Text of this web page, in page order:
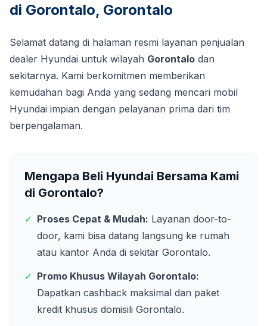
di Gorontalo, Gorontalo
Selamat datang di halaman resmi layanan penjualan
dealer Hyundai untuk wilayah Gorontalo dan
sekitarnya. Kami berkomitmen memberikan
kemudahan bagi Anda yang sedang mencari mobil
Hyundai impian dengan pelayanan prima dari tim
berpengalaman.
Mengapa Beli Hyundai Bersama Kami
di Gorontalo?
✓ Proses Cepat & Mudah: Layanan door-to-
door, kami bisa datang langsung ke rumah
atau kantor Anda di sekitar Gorontalo.
✓ Promo Khusus Wilayah Gorontalo:
Dapatkan cashback maksimal dan paket
kredit khusus domisili Gorontalo.